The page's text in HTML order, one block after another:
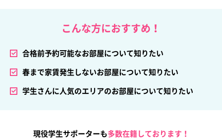
こんな方におすすめ！
合格前予約可能なお部屋について知りたい
春まで家賃発生しないお部屋について知りたい
学生さんに人気のエリアのお部屋について知りたい
現役学生サポーターも多数在籍しております！